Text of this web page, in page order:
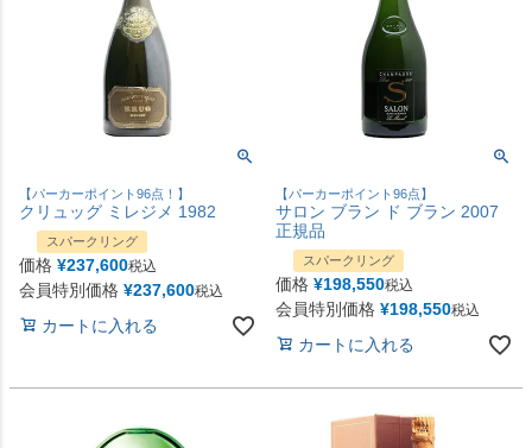
【パーカーポイント96点！】
クリュッグ ミレジメ 1982
スパークリング
価格 ¥237,600税込
会員特別価格 ¥237,600税込
カートに入れる
【パーカーポイント96点】
サロン ブラン ド ブラン 2007
正規品
スパークリング
価格 ¥198,550税込
会員特別価格 ¥198,550税込
カートに入れる